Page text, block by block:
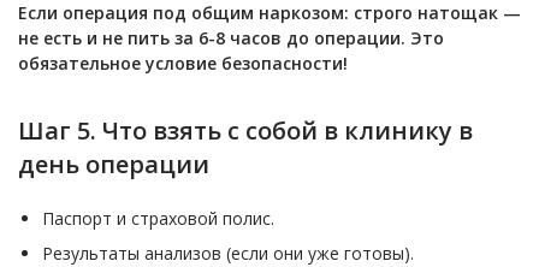
Если операция под общим наркозом: строго натощак —
не есть и не пить за 6-8 часов до операции. Это
обязательное условие безопасности!
Шаг 5. Что взять с собой в клинику в
день операции
Паспорт и страховой полис.
Результаты анализов (если они уже готовы).